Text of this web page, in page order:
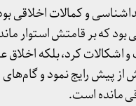
و کمالات اخلاقی
که بر قامتش استوار
اشکالات کرد، بلکه
پیش رایج نمود و
مانده است.